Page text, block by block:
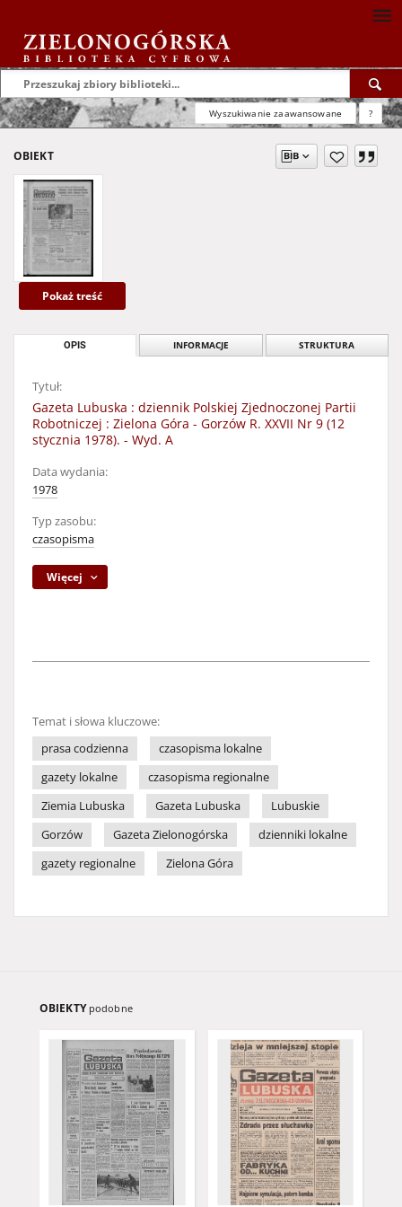
Wyszukiwanie zaawansowane ?
OBIEKT
Pokaż treść
OPIS INFORMACJE STRUKTURA
Tytuł:
Gazeta Lubuska : dziennik Polskiej Zjednoczonej Partii
Robotniczej : Zielona Góra - Gorzów R. XXVII Nr 9 (12
stycznia 1978). - Wyd. A
Data wydania:
1978
Typ zasobu:
czasopisma
Więcej
Temat i słowa kluczowe:
prasa codzienna
czasopisma lokalne
gazety lokalne
czasopisma regionalne
Ziemia Lubuska
Gazeta Lubuska
Lubuskie
Gorzów
Gazeta Zielonogórska
dzienniki lokalne
gazety regionalne
Zielona Góra
OBIEKTY podobne